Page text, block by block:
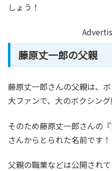
しょう！
藤原丈一郎の父親
藤原丈一郎さんの父親は、
大ファンで、大のボクシング
そのため藤原丈一郎さんの
さんからとられた名前です！
父親の職業などは公開され